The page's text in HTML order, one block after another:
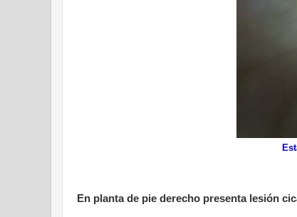
En planta de pie derecho presenta lesión